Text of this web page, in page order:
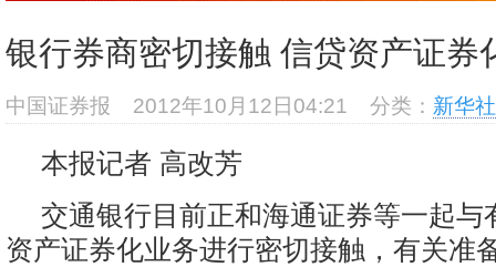
沥
银行券商密切接触 信贷资产证券
中国证券报 2012年10月12日04:21 分类： 新华
本报记者 高改芳
交通银行目前正和海通证券等一起与
资产证券化业务进行密切接触，有关准